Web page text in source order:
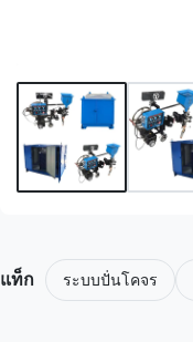
แท็ก ระบบปั่นโคจร